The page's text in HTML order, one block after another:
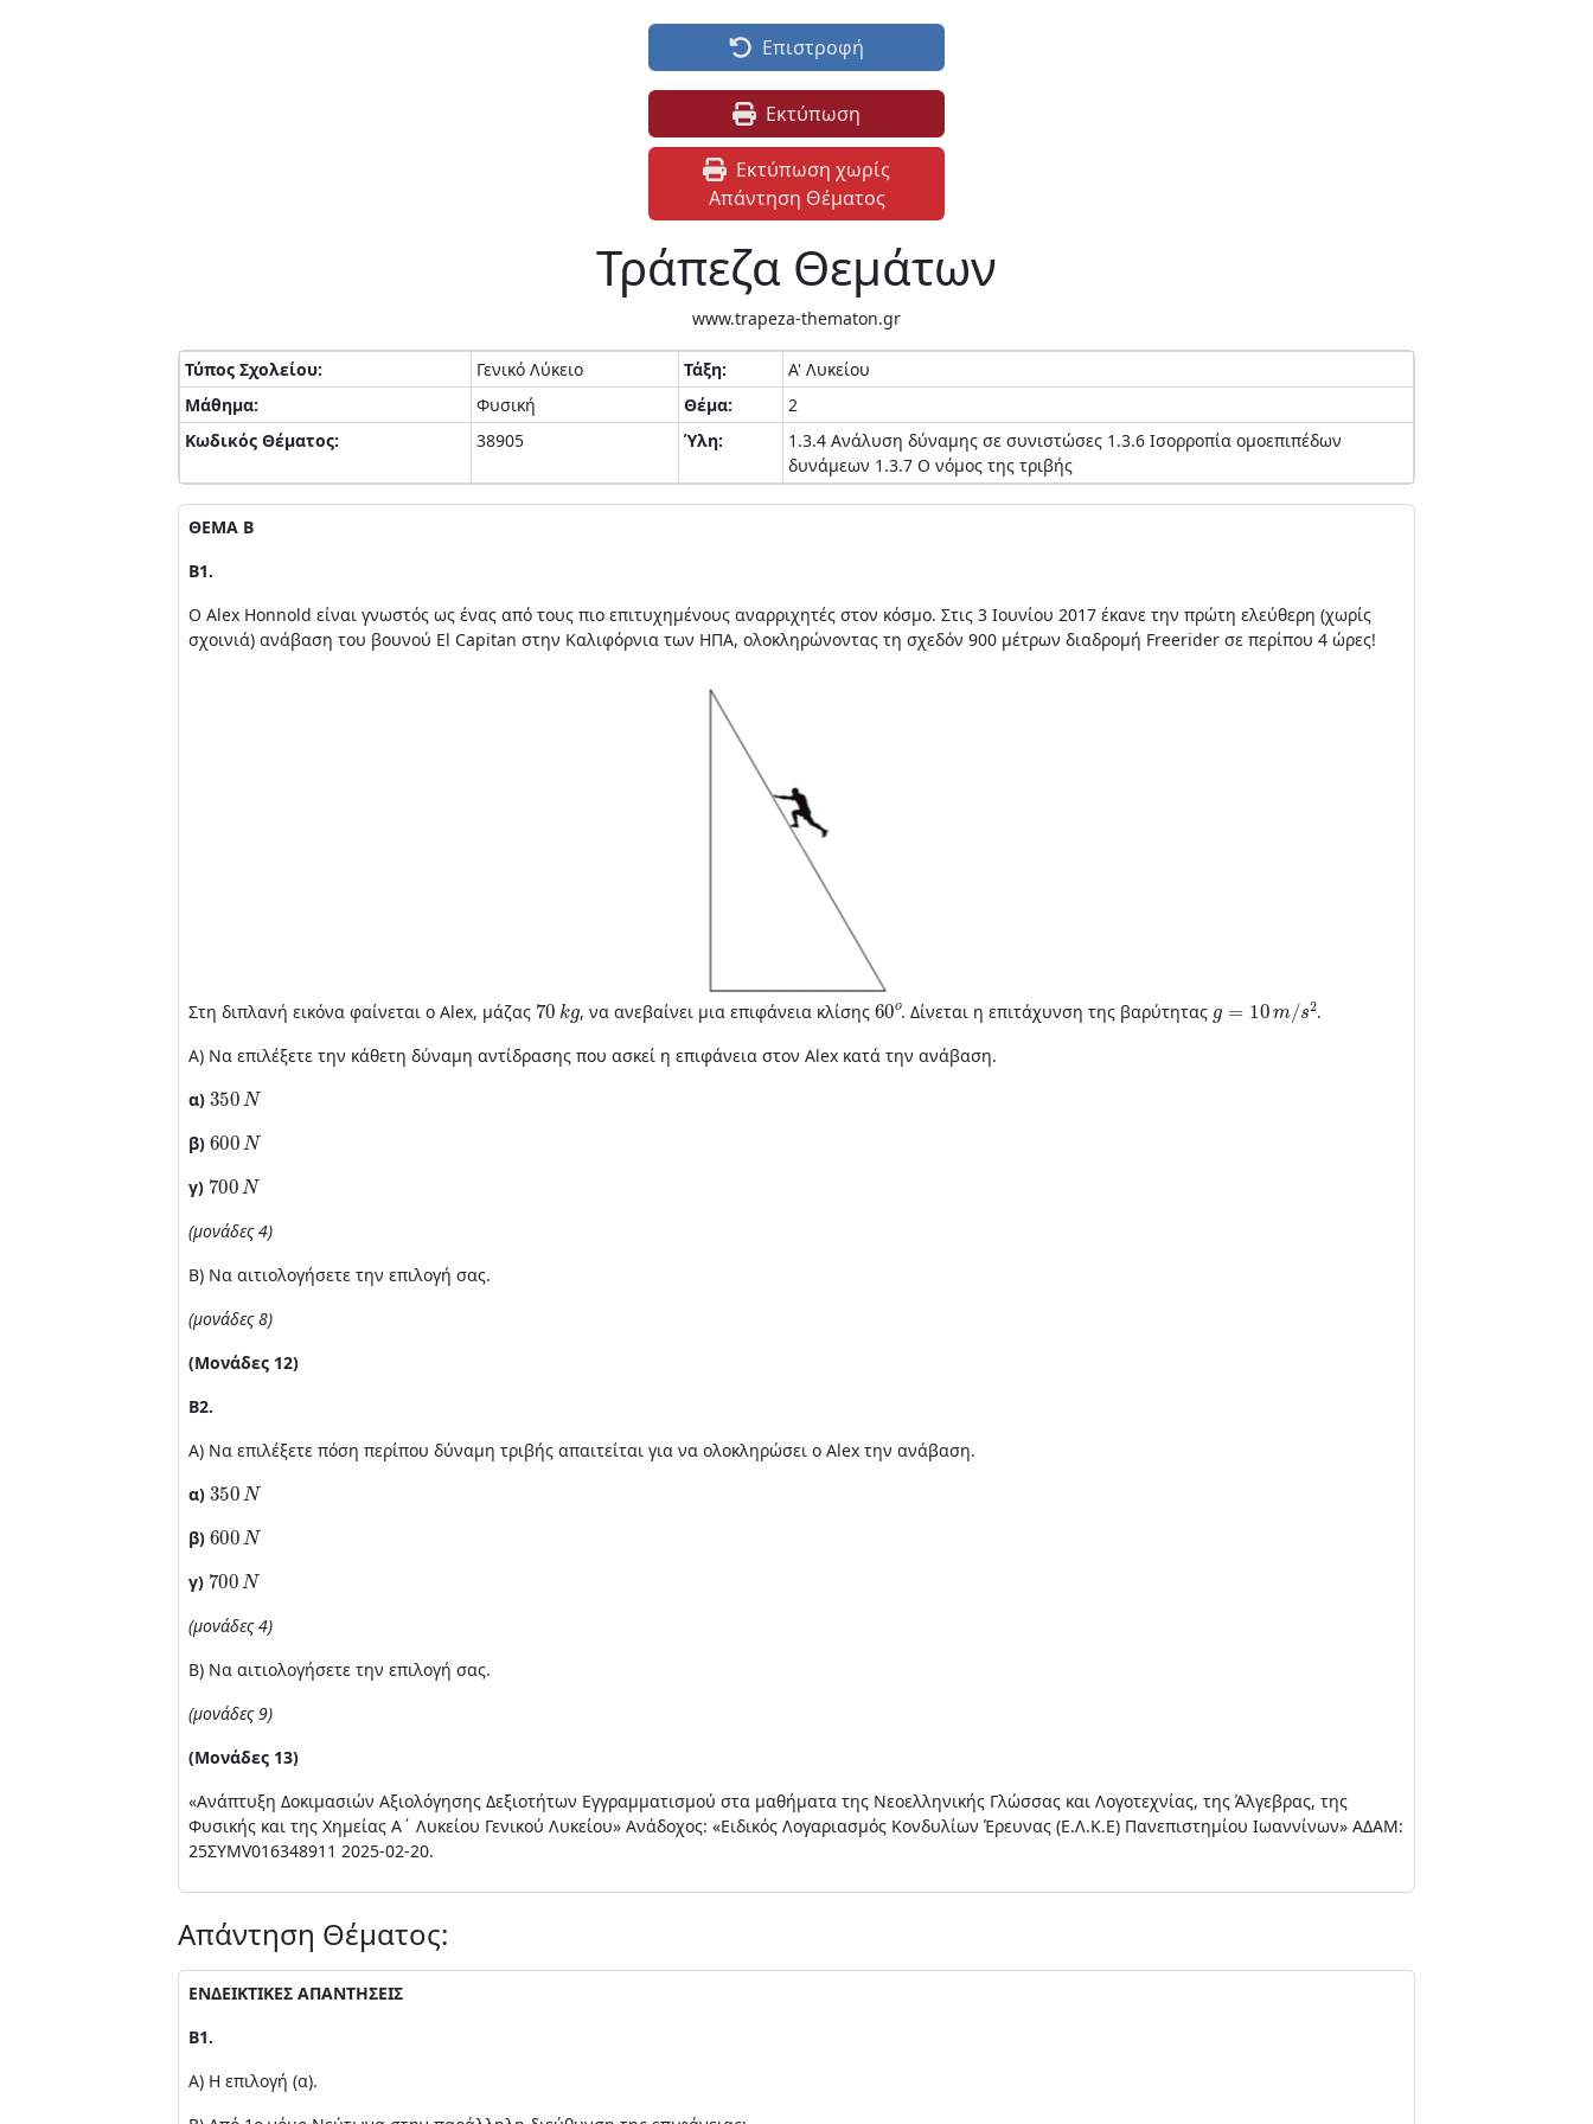
Επιστροφή
Εκτύπωση
Εκτύπωση χωρίς
Απάντηση Θέματος
Τράπεζα Θεμάτων
www.trapeza-thematon.gr
Τύπος Σχολείου: Γενικό Λύκειο Τάξη:
Α' Λυκείου
Μάθημα:
Φυσική Θέμα:
2
Κωδικός Θέματος:
38905 Ύλη:
1.3.4 Ανάλυση δύναμης σε συνιστώσες 1.3.6 Ισορροπία ομοεπιπέδων
δυνάμεων 1.3.7 Ο νόμος της τριβής
ΘΕΜΑ Β
Β1.
Ο Alex Honnold είναι γνωστός ως ένας από τους πιο επιτυχημένους αναρριχητές στον κόσμο. Στις 3 Ιουνίου 2017 έκανε την πρώτη ελεύθερη (χωρίς
σχοινιά) ανάβαση του βουνού El Capitan στην Καλιφόρνια των ΗΠΑ, ολοκληρώνοντας τη σχεδόν 900 μέτρων διαδρομή Freerider σε περίπου 4 ώρες!
Στη διπλανή εικόνα φαίνεται ο Alex, μάζας
70 k
, να ανεβαίνει μια επιφάνεια κλίσης
60o
. Δίνεται η επιτάχυνση της βαρύτητας
m 2
.
Α) Να επιλέξετε την κάθετη δύναμη αντίδρασης που ασκεί η επιφάνεια στον Alex κατά την ανάβαση.
α)
350 N
β)
600 N
γ)
700 N
(μονάδες 4)
Β) Να αιτιολογήσετε την επιλογή σας.
(μονάδες 8)
(Μονάδες 12)
Β2.
Α) Να επιλέξετε πόση περίπου δύναμη τριβής απαιτείται για να ολοκληρώσει ο Alex την ανάβαση.
α)
350 N
β)
600 N
γ)
700 N
(μονάδες 4)
Β) Να αιτιολογήσετε την επιλογή σας.
(μονάδες 9)
(Μονάδες 13)
«Ανάπτυξη Δοκιμασιών Αξιολόγησης Δεξιοτήτων Εγγραμματισμού στα μαθήματα της Νεοελληνικής Γλώσσας και Λογοτεχνίας, της Άλγεβρας, της
Φυσικής και της Χημείας Α΄ Λυκείου Γενικού Λυκείου» Ανάδοχος: «Ειδικός Λογαριασμός Κονδυλίων Έρευνας (Ε.Λ.Κ.Ε) Πανεπιστημίου Ιωαννίνων» ΑΔΑΜ:
25ΣΥΜV016348911 2025-02-20.
Απάντηση Θέματος:
ΕΝΔΕΙΚΤΙΚΕΣ ΑΠΑΝΤΗΣΕΙΣ
Β1.
Α) Η επιλογή (α).